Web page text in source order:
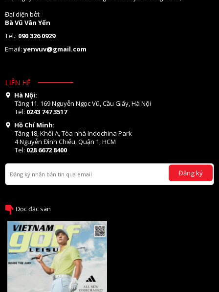
Đại diện bởi:
Bà Vũ Vân Yến
Tel.: 090 326 0929
Email:yenvuv@gmail.com
LIÊN HỆ
Hà Nội:
Tầng 11. 169 Nguyễn Ngọc Vũ, Cầu Giấy, Hà Nội
Tel: 0243 747 3517
Hồ Chí Minh:
Tầng 18, Khối A, Tòa nhà Indochina Park
4 Nguyễn Đình Chiểu, Quận 1, HCM
Tel: 028 6672 8400
Đăng ký
Đọc đặc san